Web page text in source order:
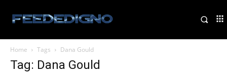
Home Tags Dana Gould
Tag: Dana Gould